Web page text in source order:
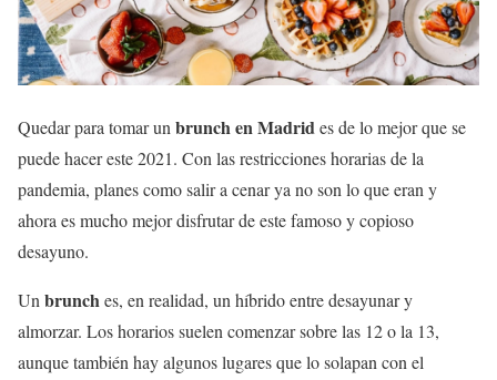
Quedar para tomar un brunch en Madrides de lo mejor que se
puede hacer este 2021. Con las restricciones horarias de la
pandemia, planes como salir a cenar ya no son lo que eran y
ahora es mucho mejor disfrutar de este famoso y copioso
desayuno.
Un brunches, en realidad, un híbrido entre desayunar y
almorzar. Los horarios suelen comenzar sobre las 12 o la 13,
aunque también hay algunos lugares que lo solapan con el